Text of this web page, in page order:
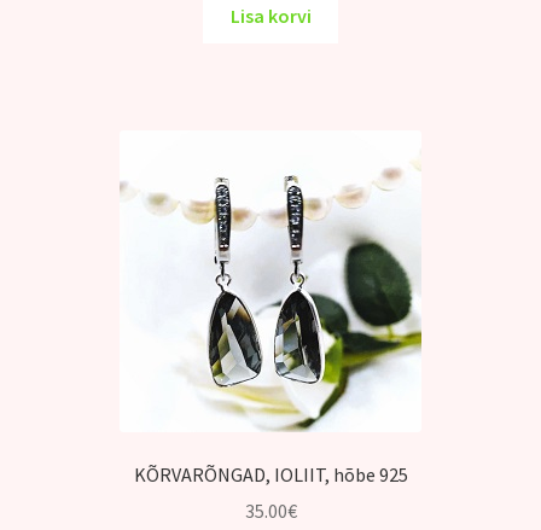
oli:
Lisa korvi
KÕRVARÕNGAD, IOLIIT, hõbe 925
35.00€